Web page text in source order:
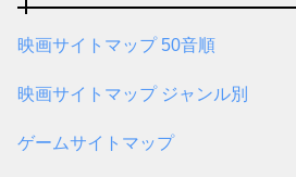
映画サイトマップ 50音順
映画サイトマップ ジャンル別
ゲームサイトマップ